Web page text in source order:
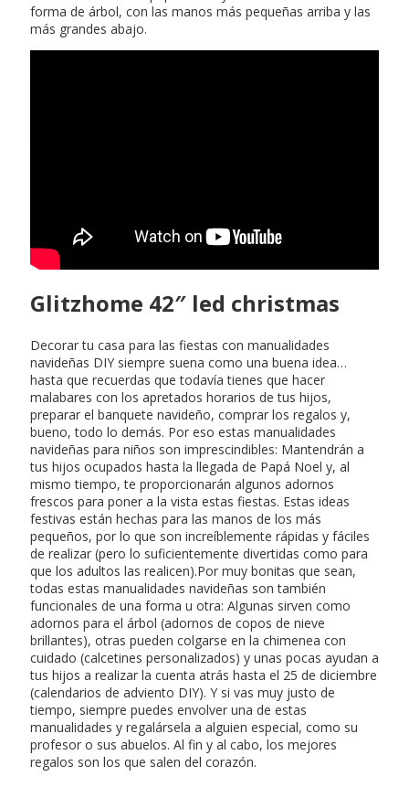
forma de árbol, con las manos más pequeñas arriba y las
más grandes abajo.
Glitzhome 42″ led christmas
Decorar tu casa para las fiestas con manualidades
navideñas DIY siempre suena como una buena idea…
hasta que recuerdas que todavía tienes que hacer
malabares con los apretados horarios de tus hijos,
preparar el banquete navideño, comprar los regalos y,
bueno, todo lo demás. Por eso estas manualidades
navideñas para niños son imprescindibles: Mantendrán a
tus hijos ocupados hasta la llegada de Papá Noel y, al
mismo tiempo, te proporcionarán algunos adornos
frescos para poner a la vista estas fiestas. Estas ideas
festivas están hechas para las manos de los más
pequeños, por lo que son increíblemente rápidas y fáciles
de realizar (pero lo suficientemente divertidas como para
que los adultos las realicen).Por muy bonitas que sean,
todas estas manualidades navideñas son también
funcionales de una forma u otra: Algunas sirven como
adornos para el árbol (adornos de copos de nieve
brillantes), otras pueden colgarse en la chimenea con
cuidado (calcetines personalizados) y unas pocas ayudan a
tus hijos a realizar la cuenta atrás hasta el 25 de diciembre
(calendarios de adviento DIY). Y si vas muy justo de
tiempo, siempre puedes envolver una de estas
manualidades y regalársela a alguien especial, como su
profesor o sus abuelos. Al fin y al cabo, los mejores
regalos son los que salen del corazón.